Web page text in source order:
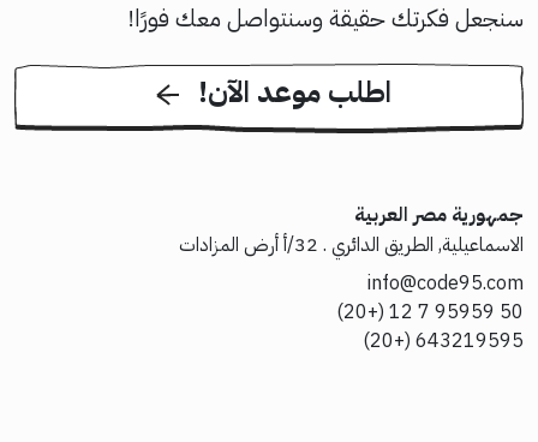
سنجعل فكرتك حقيقة وسنتواصل معك فورًا!
!اطلب موعد الآن
جمهورية مصر العربية
الاسماعيلية, الطريق الدائري . 32/أ أرض المزادات
info@code95.com
50 95959 7 12 (+20)
643219595 (+20)